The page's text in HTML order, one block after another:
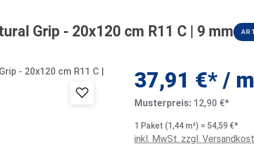
Grip - 20x120 cm R11 C | 9 mm
37,91 €* /
Musterpreis: 12,90 €*
1 Paket (1,44 m²) = 54,59 €*
inkl. MwSt. zzgl.